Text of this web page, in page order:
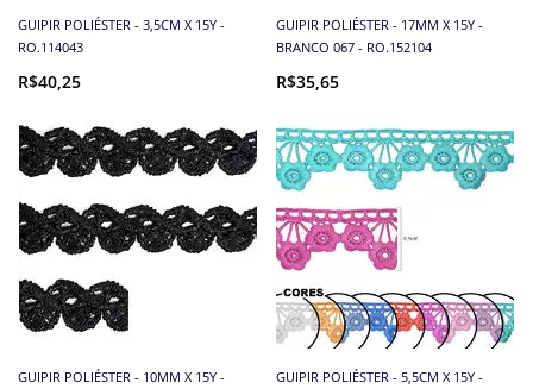
GUIPIR POLIÉSTER - 3,5CM X 15Y -
RO.114043
R$40,25
GUIPIR POLIÉSTER - 17MM X 15Y -
BRANCO 067 - RO.152104
R$35,65
GUIPIR POLIÉSTER - 10MM X 15Y -
GUIPIR POLIÉSTER - 5,5CM X 15Y -